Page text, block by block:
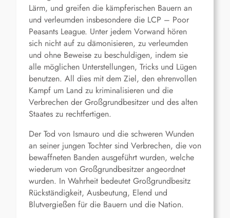
Lärm, und greifen die kämpferischen Bauern an
und verleumden insbesondere die LCP – Poor
Peasants League. Unter jedem Vorwand hören
sich nicht auf zu dämonisieren, zu verleumden
und ohne Beweise zu beschuldigen, indem sie
alle möglichen Unterstellungen, Tricks und Lügen
benutzen. All dies mit dem Ziel, den ehrenvollen
Kampf um Land zu kriminalisieren und die
Verbrechen der Großgrundbesitzer und des alten
Staates zu rechtfertigen.
Der Tod von Ismauro und die schweren Wunden
an seiner jungen Tochter sind Verbrechen, die von
bewaffneten Banden ausgeführt wurden, welche
wiederum von Großgrundbesitzer angeordnet
wurden. In Wahrheit bedeutet Großgrundbesitz
Rückständigkeit, Ausbeutung, Elend und
Blutvergießen für die Bauern und die Nation.